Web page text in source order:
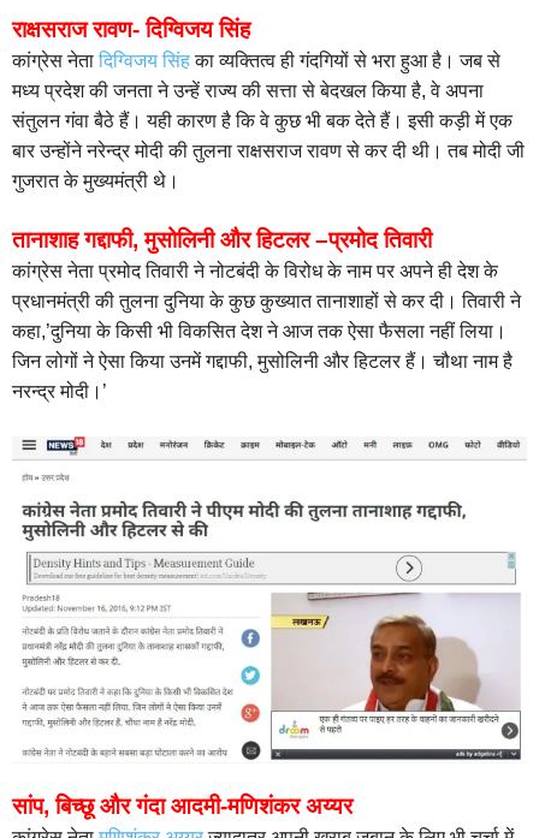
राक्षसराज रावण- दिग्विजय सिंह
कांग्रेस नेता दिग्विजय सिंहका व्यक्तित्व ही गंदगियों से भरा हुआ है। जब से
मध्य प्रदेश की जनता ने उन्हें राज्य की सत्ता से बेदखल किया है, वे अपना
संतुलन गंवा बैठे हैं। यही कारण है कि वे कुछ भी बक देते हैं। इसी कड़ी में एक
बार उन्होंने नरेन्द्र मोदी की तुलना राक्षसराज रावण से कर दी थी। तब मोदी जी
गुजरात के मुख्यमंत्री थे।
तानाशाह गद्दाफी, मुसोलिनी और हिटलर –प्रमोद तिवारी
कांग्रेस नेता प्रमोद तिवारी ने नोटबंदी के विरोध के नाम पर अपने ही देश के
प्रधानमंत्री की तुलना दुनिया के कुछ कुख्यात तानाशाहों से कर दी। तिवारी ने
कहा,’दुनिया के किसी भी विकसित देश ने आज तक ऐसा फैसला नहीं लिया।
जिन लोगों ने ऐसा किया उनमें गद्दाफी, मुसोलिनी और हिटलर हैं। चौथा नाम है
नरन्द्र मोदी।’
सांप, बिच्छू और गंदा आदमी-मणिशंकर अय्यर